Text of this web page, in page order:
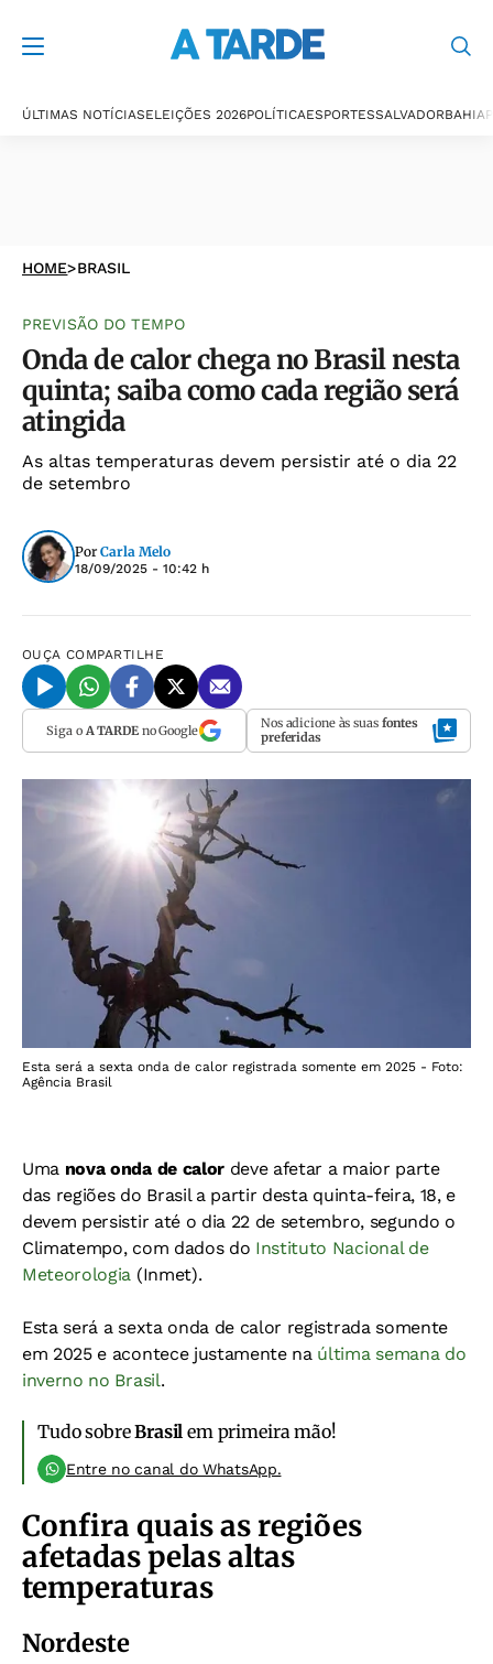
ÚLTIMAS NOTÍCIASELEIÇÕES 2026POLÍTICAESPORTESSALVADORBAHIA
HOME>BRASIL
PREVISÃO DO TEMPO
Onda de calor chega no Brasil nesta
quinta; saiba como cada região será
atingida
As altas temperaturas devem persistir até o dia 22
de setembro
Por Carla Melo
18/09/2025 - 10:42 h
OUÇA COMPARTILHE
Siga o A TARDEno Google Nos adicione às suas fontes
preferidas
Esta será a sexta onda de calor registrada somente em 2025 - Foto:
Agência Brasil
Uma nova onda de calordeve afetar a maior parte
das regiões do Brasil a partir desta quinta-feira, 18, e
devem persistir até o dia 22 de setembro, segundo o
Climatempo, com dados do Instituto Nacional de
Meteorologia (Inmet).
Esta será a sexta onda de calor registrada somente
em 2025 e acontece justamente na última semana do
inverno no Brasil.
Tudo sobreBrasil em primeira mão!
Entre no canal do WhatsApp.
Confira quais as regiões
afetadas pelas altas
temperaturas
Nordeste